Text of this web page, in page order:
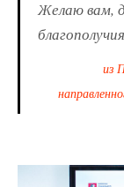
Желаю вам,
из